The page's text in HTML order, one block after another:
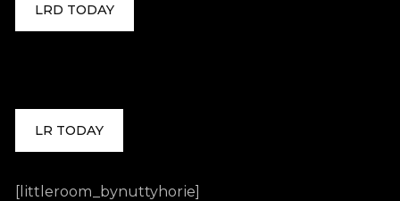
LRD TODAY
LR TODAY
[littleroom_bynuttyhorie]